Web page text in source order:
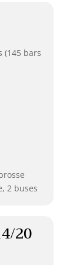
(145 bars
2 buses
20